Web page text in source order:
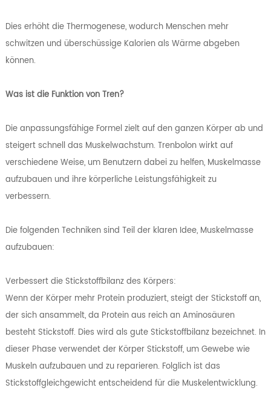
Dies erhöht die Thermogenese, wodurch Menschen mehr
schwitzen und überschüssige Kalorien als Wärme abgeben
können.
Was ist die Funktion von Tren?
Die anpassungsfähige Formel zielt auf den ganzen Körper ab und
steigert schnell das Muskelwachstum. Trenbolon wirkt auf
verschiedene Weise, um Benutzern dabei zu helfen, Muskelmasse
aufzubauen und ihre körperliche Leistungsfähigkeit zu
verbessern.
Die folgenden Techniken sind Teil der klaren Idee, Muskelmasse
aufzubauen:
Verbessert die Stickstoffbilanz des Körpers:
Wenn der Körper mehr Protein produziert, steigt der Stickstoff an,
der sich ansammelt, da Protein aus reich an Aminosäuren
besteht Stickstoff. Dies wird als gute Stickstoffbilanz bezeichnet. In
dieser Phase verwendet der Körper Stickstoff, um Gewebe wie
Muskeln aufzubauen und zu reparieren. Folglich ist das
Stickstoffgleichgewicht entscheidend für die Muskelentwicklung.